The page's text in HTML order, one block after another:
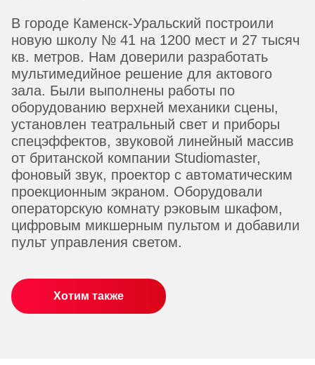
В городе Каменск-Уральский построили
новую школу № 41 на 1200 мест и 27 тысяч
кв. метров. Нам доверили разработать
мультимедийное решение для актового
зала. Были выполнены работы по
оборудованию верхней механики сцены,
установлен театральный свет и приборы
спецэффектов, звуковой линейный массив
от британской компании Studiomaster,
фоновый звук, проектор с автоматическим
проекционным экраном. Оборудовали
операторскую комнату рэковым шкафом,
цифровым микшерным пультом и добавили
пульт управления светом.
Хотим также